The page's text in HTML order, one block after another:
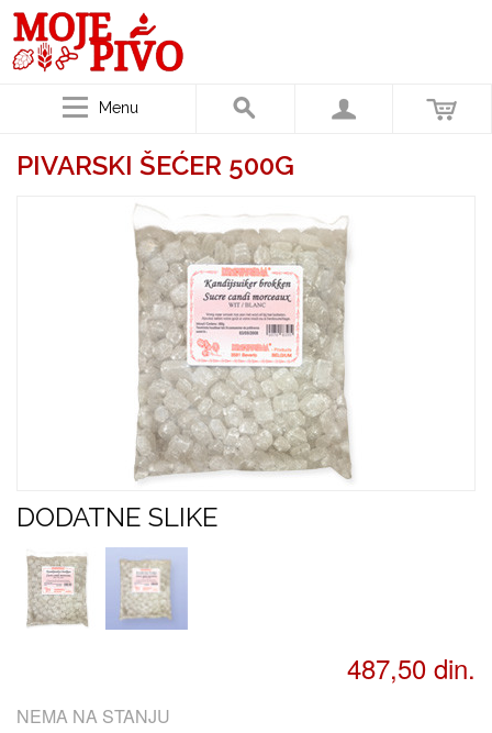
Menu
PIVARSKI ŠEĆER 500G
DODATNE SLIKE
487,50 din.
NEMA NA STANJU